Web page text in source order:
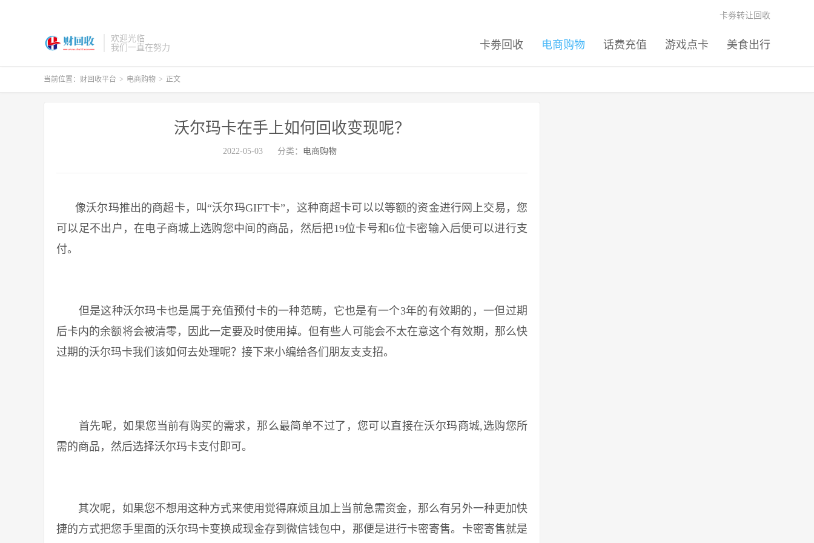
欢迎光临
我们一直在努力
卡劵回收 电商购物 话费充值 游戏点卡 美食出行
卡劵转让回收
当前位置： 财回收平台 > 电商购物 > 正文
沃尔玛卡在手上如何回收变现呢？
2022-05-03 分类： 电商购物
像沃尔玛推出的商超卡，叫“沃尔玛GIFT卡”，这种商超卡可以以等额的资金进行网上交易，您
可以足不出户，在电子商城上选购您中间的商品，然后把19位卡号和6位卡密输入后便可以进行支
付。
但是这种沃尔玛卡也是属于充值预付卡的一种范畴，它也是有一个3年的有效期的，一但过期
后卡内的余额将会被清零，因此一定要及时使用掉。但有些人可能会不太在意这个有效期，那么快
过期的沃尔玛卡我们该如何去处理呢？接下来小编给各们朋友支支招。
首先呢，如果您当前有购买的需求，那么最简单不过了，您可以直接在沃尔玛商城,选购您所
需的商品，然后选择沃尔玛卡支付即可。
其次呢，如果您不想用这种方式来使用觉得麻烦且加上当前急需资金，那么有另外一种更加快
捷的方式把您手里面的沃尔玛卡变换成现金存到微信钱包中，那便是进行卡密寄售。卡密寄售就是